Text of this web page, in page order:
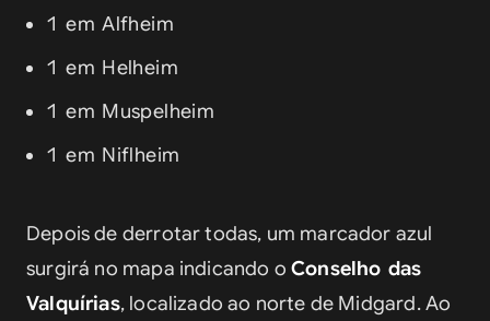
1 em Alfheim
1 em Helheim
1 em Muspelheim
1 em Niflheim
Depois de derrotar todas, um marcador azul
surgirá no mapa indicando o Conselho das
Valquírias, localizado ao norte de Midgard. Ao